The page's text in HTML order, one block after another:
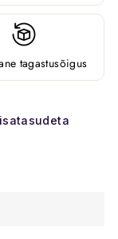
tagastusõigus